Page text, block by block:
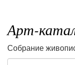
Арт-
Собрание